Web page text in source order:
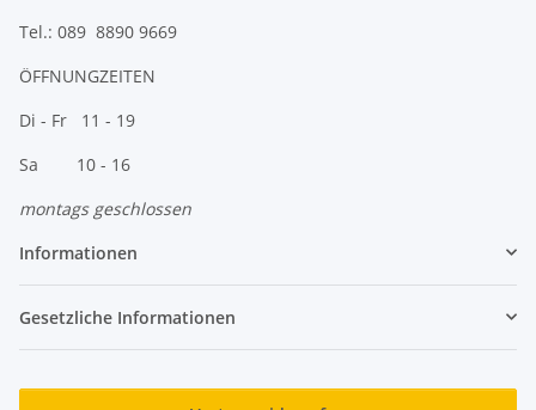
Tel.: 089 8890 9669
ÖFFNUNGZEITEN
Di - Fr 11 - 19
Sa 10 - 16
montags geschlossen
Informationen
Gesetzliche Informationen